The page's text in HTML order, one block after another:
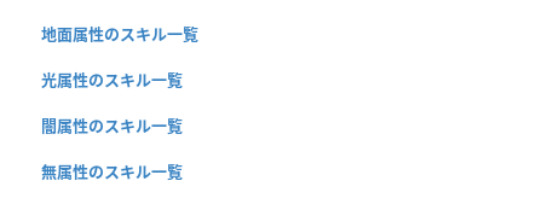
地面属性のスキル一覧
光属性のスキル一覧
闇属性のスキル一覧
無属性のスキル一覧